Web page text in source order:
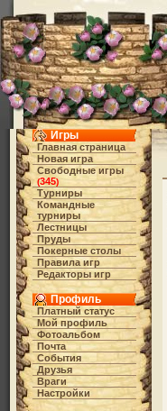
Игры
Главная страница
Новая игра
Свободные игры
(345)
Турниры
Командные
турниры
Лестницы
Пруды
Покерные столы
Правила игр
Редакторы игр
Профиль
Платный статус
Мой профиль
Фотоальбом
Почта
События
Друзья
Враги
Настройки